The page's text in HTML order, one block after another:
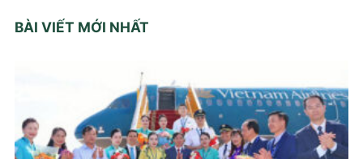
BÀI VIẾT MỚI NHẤT